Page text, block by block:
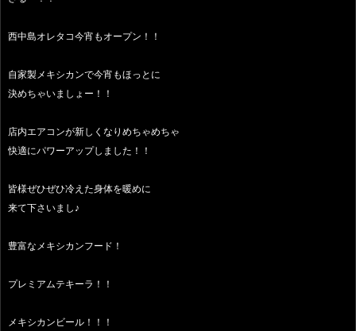
西中島オレタコ今宵もオープン！！
自家製メキシカンで今宵もほっとに
決めちゃいましょー！！
店内エアコンが新しくなりめちゃめちゃ
快適にパワーアップしました！！
皆様ぜひぜひ冷えた身体を暖めに
来て下さいまし♪
豊富なメキシカンフード！
プレミアムテキーラ！！
メキシカンビール！！！